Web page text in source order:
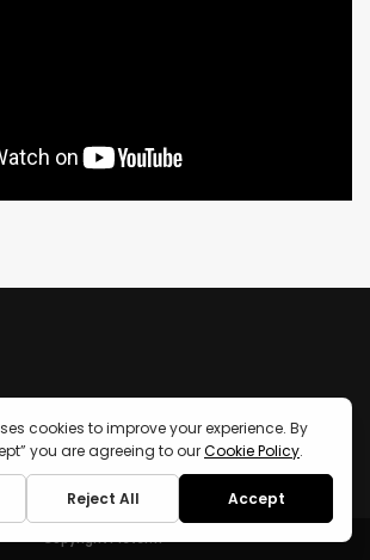
Copyright Pieter.fr